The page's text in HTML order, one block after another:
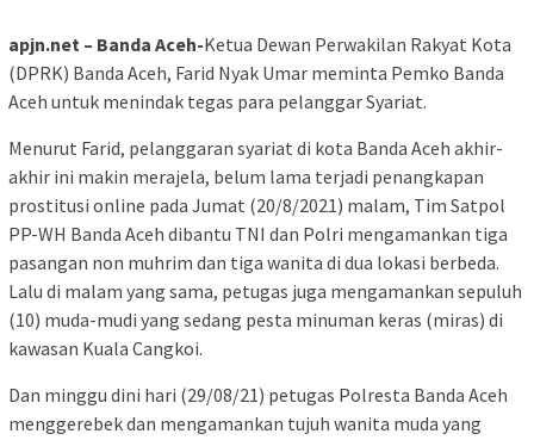
apjn.net – Banda Aceh-Ketua Dewan Perwakilan Rakyat Kota
(DPRK) Banda Aceh, Farid Nyak Umar meminta Pemko Banda
Aceh untuk menindak tegas para pelanggar Syariat.
Menurut Farid, pelanggaran syariat di kota Banda Aceh akhir-
akhir ini makin merajela, belum lama terjadi penangkapan
prostitusi online pada Jumat (20/8/2021) malam, Tim Satpol
PP-WH Banda Aceh dibantu TNI dan Polri mengamankan tiga
pasangan non muhrim dan tiga wanita di dua lokasi berbeda.
Lalu di malam yang sama, petugas juga mengamankan sepuluh
(10) muda-mudi yang sedang pesta minuman keras (miras) di
kawasan Kuala Cangkoi.
Dan minggu dini hari (29/08/21) petugas Polresta Banda Aceh
menggerebek dan mengamankan tujuh wanita muda yang